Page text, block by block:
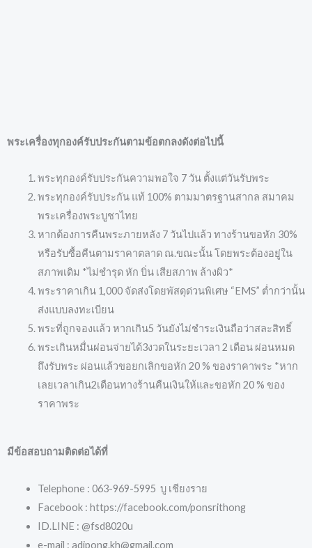
พระเครื่องทุกองค์รับประกันตามข้อตกลงดังต่อไปนี้
พระทุกองค์รับประกันความพอใจ 7 วัน ตั้งแต่วันรับพระ
พระทุกองค์รับประกัน แท้ 100% ตามมาตรฐานสากล สมาคม
พระเครื่องพระบูชาไทย
หากต้องการคืนพระภายหลัง 7 วันไปแล้ว ทางร้านขอหัก 30%
หรือรับซื้อคืนตามราคาตลาด ณ.ขณะนั้น โดยพระต้องอยู่ใน
สภาพเดิม *ไม่ชำรุด หัก บิ่น เสียสภาพ ล้างผิว*
พระราคาเกิน 1,000 จัดส่งโดยพัสดุด่วนพิเศษ “EMS” ต่ำกว่านั้น
ส่งแบบลงทะเบียน
พระที่ถูกจองแล้ว หากเกิน5 วันยังไม่ชำระเงินถือว่าสละสิทธิ์
พระเกินหมื่นผ่อนจ่ายได้3งวดในระยะเวลา 2 เดือน ผ่อนหมด
ถึงรับพระ ผ่อนแล้วขอยกเลิกขอหัก 20 % ของราคาพระ *หาก
เลยเวลาเกิน2เดือนทางร้านคืนเงินให้และขอหัก 20 % ของ
ราคาพระ
มีข้อสอบถามติดต่อได้ที่
Telephone : 063-969-5995 บู เชียงราย
Facebook : https://facebook.com/ponsrithong
ID.LINE : @fsd8020u
e-mail : adipong.kh@gmail.com